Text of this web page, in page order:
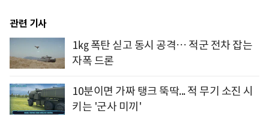
관련 기사
1㎏ 폭탄 싣고 동시 공격… 적군 전차 잡는
자폭 드론
10분이면 가짜 탱크 뚝딱... 적 무기 소진 시
키는 '군사 미끼'